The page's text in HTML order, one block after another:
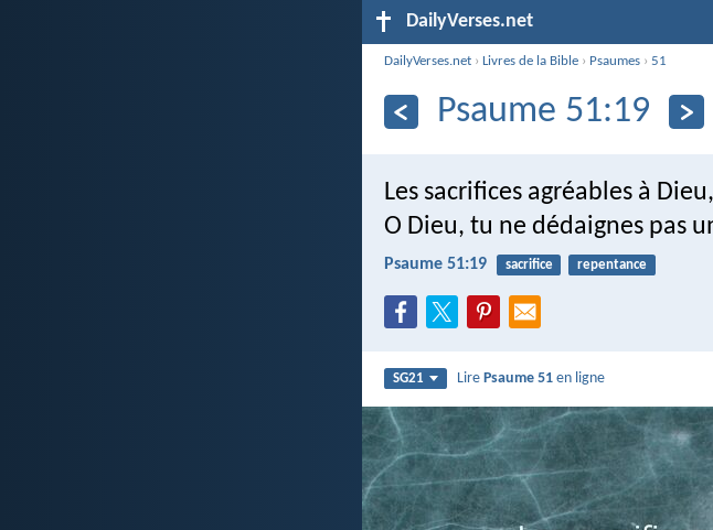
DailyVerses.net
DailyVerses.net ›Livres de la Bible › Psaumes ›51
Psaume 51:19
Les sacrifices agréables à
O Dieu, tu ne dédaignes pas
Psaume 51:19 sacrifice repentance
SG21 LirePsaume 51 en ligne